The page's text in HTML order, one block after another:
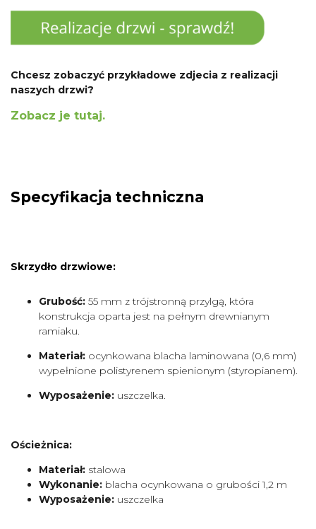
Chcesz zobaczyć przykładowe zdjecia z realizacji
naszych drzwi?
Zobacz je tutaj.
Specyfikacja techniczna
Skrzydło drzwiowe:
Grubość: 55 mm z trójstronną przylgą, która
konstrukcja oparta jest na pełnym drewnianym
ramiaku.
Materiał: ocynkowana blacha laminowana (0,6 mm)
wypełnione polistyrenem spienionym (styropianem).
Wyposażenie: uszczelka.
Ościeżnica:
Materiał: stalowa
Wykonanie: blacha ocynkowana o grubości 1,2 m
Wyposażenie: uszczelka